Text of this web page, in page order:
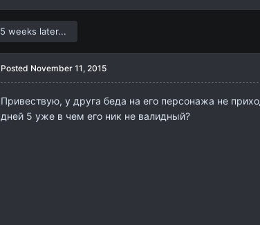
5 weeks later...
Posted November 11, 2015
Привествую, у друга беда на его персонажа не
дней 5 уже в чем его ник не валидный?